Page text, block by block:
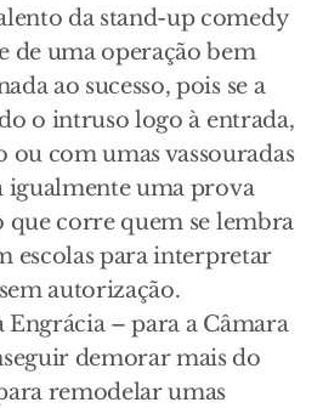
da stand-up comedy
de uma operação bem
ao sucesso, pois se a
o intruso logo à entrada,
com umas vassouradas
igualmente uma prova
que corre quem se lembra
escolas para interpretar
autorização.
Engrácia – para a Câmara
demorar mais do
remodelar umas